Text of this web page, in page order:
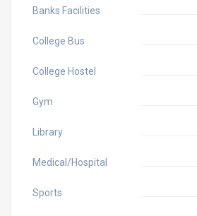
Banks Facilities
College Bus
College Hostel
Gym
Library
Medical/Hospital
Sports